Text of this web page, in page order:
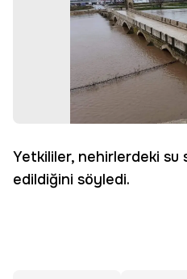
Yetkililer, nehirlerdeki su
edildiğini söyledi.